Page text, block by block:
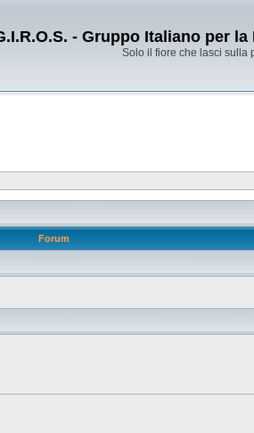
- Gruppo Italiano per
Solo il fiore che lasci sulla
Forum